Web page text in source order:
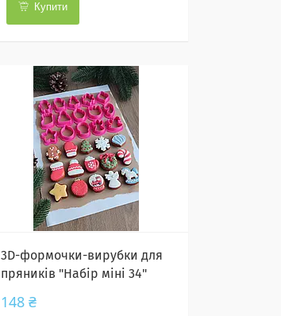
Купити
3D-формочки-вирубки для
пряників "Набір міні 34"
148 ₴